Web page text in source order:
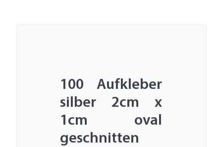
100 Aufkleber
silber 2cm x
1cm oval
geschnitten